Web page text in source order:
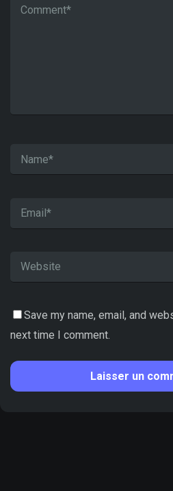
Save my name, email, and
next time I comment.